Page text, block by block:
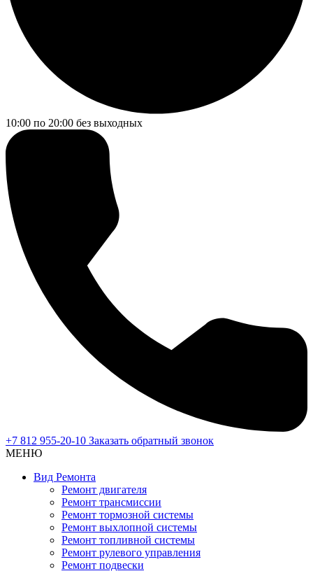
10:00 по 20:00 без выходных
+7 812 955-20-10 Заказать обратный звонок
МЕНЮ
Вид Ремонта
Ремонт двигателя
Ремонт трансмиссии
Ремонт тормозной системы
Ремонт выхлопной системы
Ремонт топливной системы
Ремонт рулевого управления
Ремонт подвески